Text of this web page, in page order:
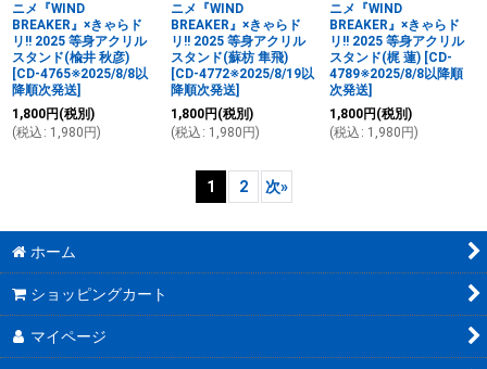
ニメ『WIND
BREAKER』×きゃらド
リ!! 2025 等身アクリル
スタンド(楡井 秋彦)
[CD-4765※2025/8/8以
降順次発送]
1,800円 (税別)
(税込 : 1,980 円)
ニメ『WIND
BREAKER』×きゃらド
リ!! 2025 等身アクリル
スタンド(蘇枋 隼飛)
[CD-4772※2025/8/19以
降順次発送]
1,800円 (税別)
(税込 : 1,980 円)
ニメ『WIND
BREAKER』×きゃらド
リ!! 2025 等身アクリル
スタンド(梶 蓮) [CD-
4789※2025/8/8以降順
次発送]
1,800円 (税別)
(税込 : 1,980 円)
1 2 次»
ホーム
ショッピングカート
マイページ